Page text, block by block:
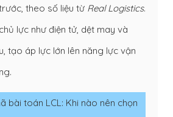
theo số liệu từ Real Logistics.
lực như điện tử, dệt may và
tạo áp lực lớn lên năng lực vận
bài toán LCL: Khi nào nên chọn